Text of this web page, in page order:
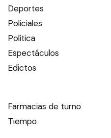
Deportes
Policiales
Política
Espectáculos
Edictos
Farmacias de turno
Tiempo